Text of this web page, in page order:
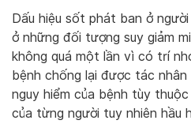
Dấu hiệu sốt phát ban ở
ở những đối tượng suy giảm
không quá một lần vì có trí
bệnh chống lại được tác
nguy hiểm của bệnh tùy
của từng người tuy nhiên hầu